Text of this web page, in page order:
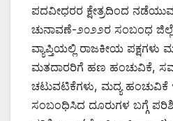
ಪದವೀಧರರ ಕ್ಷೇತ್ರದಿಂದ ನಡೆಯುವ
ಚುನಾವಣೆ-೨೦೨೨ರ ಸಂಬಂಧ
ವ್ಯಾಪ್ತಿಯಲ್ಲಿ ರಾಜಕೀಯ ಪಕ್ಷಗಳು
ಮತದಾರರಿಗೆ ಹಣ ಹಂಚುವಿಕೆ,
ಚಟುವಟಿಕೆಗಳು, ಮದ್ಯ ಹಂಚುವಿಕೆ
ಸಂಬಂಧಿಸಿದ ದೂರುಗಳ ಬಗ್ಗೆ